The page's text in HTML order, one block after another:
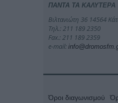
ΠΑΝΤΑ ΤΑ ΚΑΛΥΤΕΡΑ
Βιλτανιώτη 36 14564
Τηλ.: 211 189 2350
Fax.: 211 189 2359
e-mail:
Όροι διαγωνισμού